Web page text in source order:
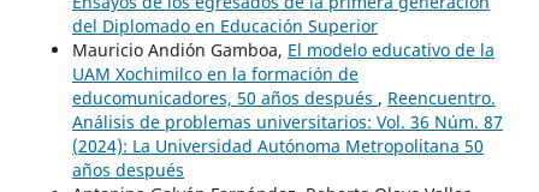
del Diplomado en Educación Superior
Mauricio Andión Gamboa, El modelo educativo de la
UAM Xochimilco en la formación de
educomunicadores, 50 años después , Reencuentro.
Análisis de problemas universitarios: Vol. 36 Núm. 87
(2024): La Universidad Autónoma Metropolitana 50
años después